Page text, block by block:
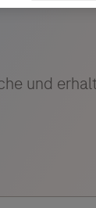
Vigilanz-